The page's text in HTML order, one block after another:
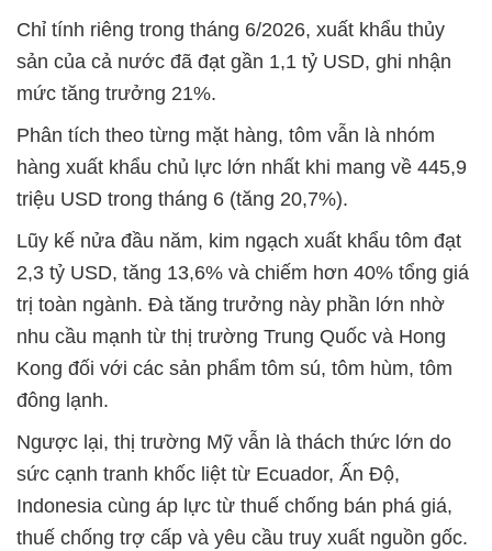
Chỉ tính riêng trong tháng 6/2026, xuất khẩu thủy
sản của cả nước đã đạt gần 1,1 tỷ USD, ghi nhận
mức tăng trưởng 21%.
Phân tích theo từng mặt hàng, tôm vẫn là nhóm
hàng xuất khẩu chủ lực lớn nhất khi mang về 445,9
triệu USD trong tháng 6 (tăng 20,7%).
Lũy kế nửa đầu năm, kim ngạch xuất khẩu tôm đạt
2,3 tỷ USD, tăng 13,6% và chiếm hơn 40% tổng giá
trị toàn ngành. Đà tăng trưởng này phần lớn nhờ
nhu cầu mạnh từ thị trường Trung Quốc và Hong
Kong đối với các sản phẩm tôm sú, tôm hùm, tôm
đông lạnh.
Ngược lại, thị trường Mỹ vẫn là thách thức lớn do
sức cạnh tranh khốc liệt từ Ecuador, Ấn Độ,
Indonesia cùng áp lực từ thuế chống bán phá giá,
thuế chống trợ cấp và yêu cầu truy xuất nguồn gốc.